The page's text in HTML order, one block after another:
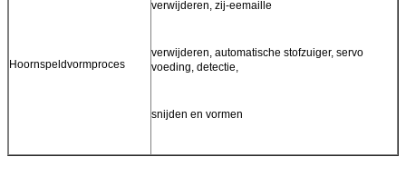
Hoornspeldvormproces
verwijderen, zij-eemaille
verwijderen, automatische stofzuiger, servo
voeding, detectie,
snijden en vormen